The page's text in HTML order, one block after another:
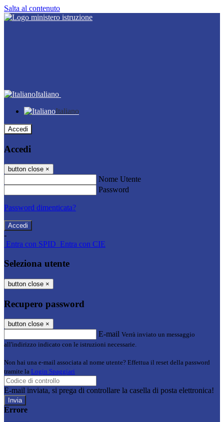
Salta al contenuto
Italiano
Italiano
Accedi
Accedi
button close ×
Nome Utente
Password
Password dimenticata?
-
Entra con SPID Entra con CIE
Seleziona utente
button close ×
Recupero password
button close ×
E-mail Verrà inviato un messaggio
all'indirizzo indicato con le istruzioni necessarie.
Non hai una e-mail associata al nome utente? Effettua il reset della password
tramite la Login Spaggiari
E-mail inviata, si prega di controllare la casella di posta elettronica!
Errore